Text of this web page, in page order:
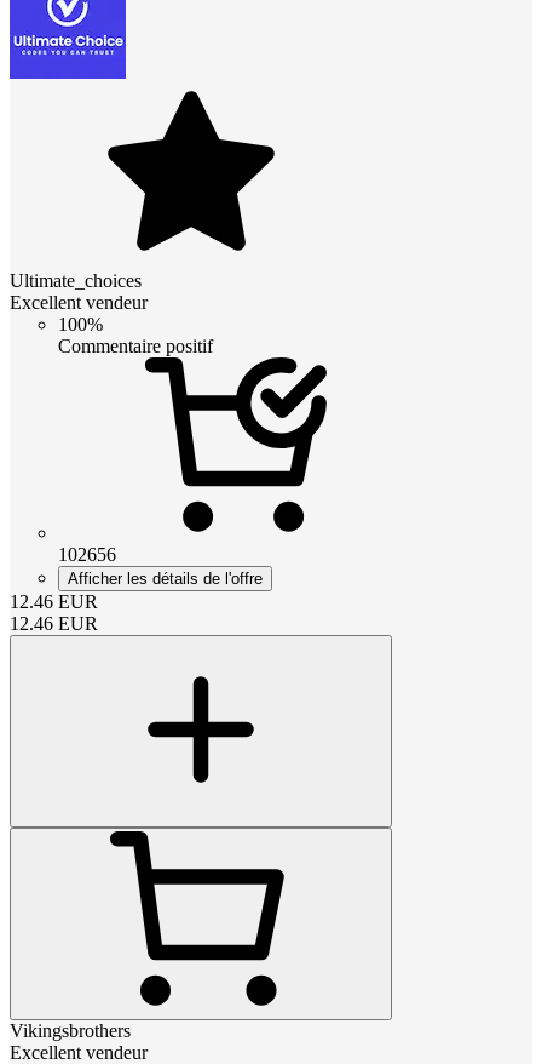
Ultimate_choices
Excellent vendeur
100%
Commentaire positif
102656
Afficher les détails de l'offre
12.46 EUR
12.46 EUR
Vikingsbrothers
Excellent vendeur